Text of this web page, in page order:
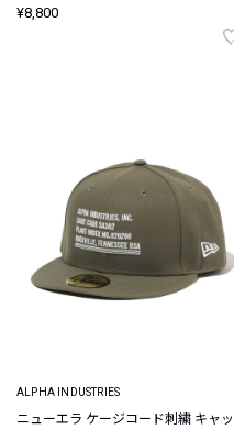
¥8,800
ALPHA INDUSTRIES
ニューエラ ケージコード刺繍 キャッ